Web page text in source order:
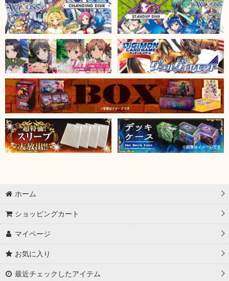
ホーム
ショッピングカート
マイページ
お気に入り
最近チェックしたアイテム